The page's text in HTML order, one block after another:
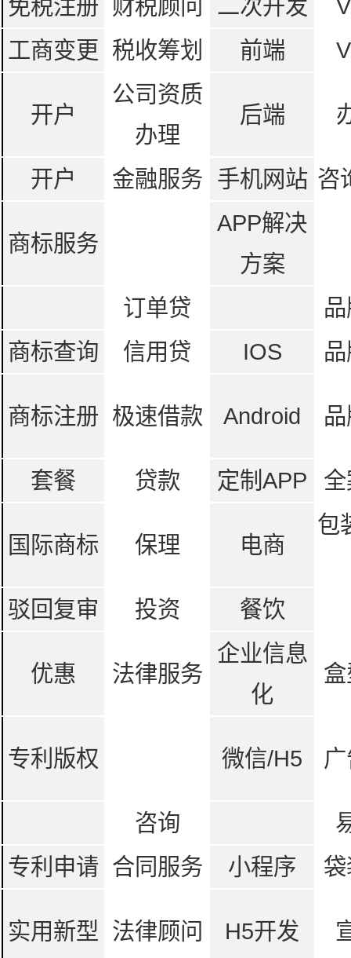
免税注册 财税顾问 二次开发
工商变更
税收筹划 前端
开户
公司资质
办理
后端
开户 金融服务 手机网站 咨
商标服务
APP解决
方案
订单贷
商标查询
信用贷 IOS
商标注册 极速借款 Android
套餐 贷款 定制APP
国际商标 保理 电商
包
驳回复审 投资 餐饮
优惠 法律服务
企业信息
化
专利版权 微信/H5
咨询
专利申请 合同服务 小程序
实用新型 法律顾问 H5开发